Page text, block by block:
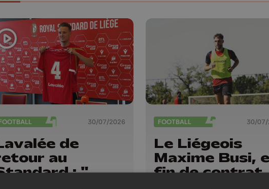
30/07/2026
de
au
: "
FOOTBALL 30/07/
Le Liégeois
Maxime Busi,
fin de contrat